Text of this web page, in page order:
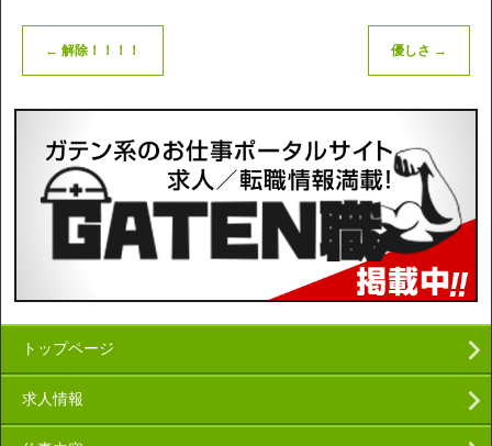
← 解除！！！！ 優しさ →
トップページ
求人情報